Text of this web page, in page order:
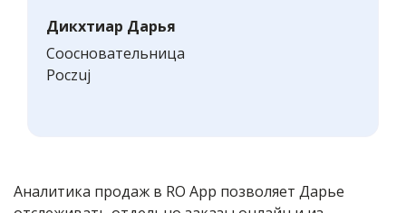
Дикхтиар Дарья
Соосновательница
Poczuj
Аналитика продаж в RO App позволяет Дарье